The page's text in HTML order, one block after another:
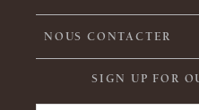
NOUS CONTACTER
SIGN UP FOR